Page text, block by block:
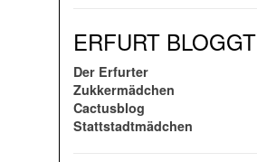
ERFURT BLOGGT
Der Erfurter
Zukkermädchen
Cactusblog
Stattstadtmädchen